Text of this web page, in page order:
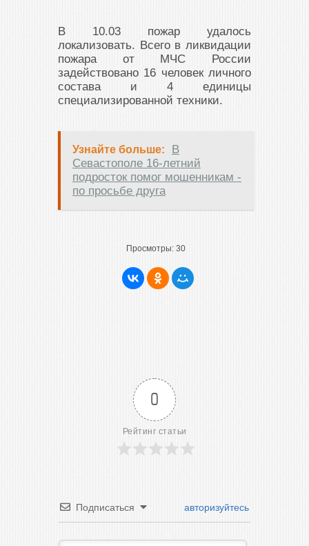
В 10.03 пожар удалось
локализовать. Всего в ликвидации
пожара от МЧС России
задействовано 16 человек личного
состава и 4 единицы
специализированной техники.
Узнайте больше:
В
Севастополе 16-летний
подросток помог мошенникам -
по просьбе друга
Просмотры: 30
0
Рейтинг статьи
Подписаться авторизуйтесь